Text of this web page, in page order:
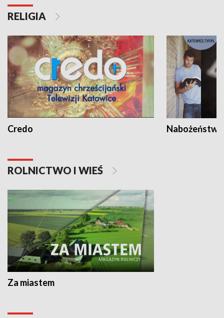
RELIGIA
Credo
ROLNICTWO I WIEŚ
Za miastem